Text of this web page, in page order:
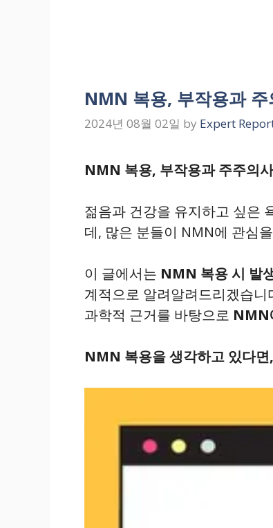
NMN 복용, 부작용과
2024년 08월 02일 by Expert
NMN 복용, 부작용과 주주의
젊음과 건강을 유지하고 싶은
데, 많은 분들이 NMN에 관심
이 글에서는 NMN 복용 시 발
계적으로 알려알려드리겠습니
과학적 근거를 바탕으로 NMN
NMN 복용을 생각하고 있다